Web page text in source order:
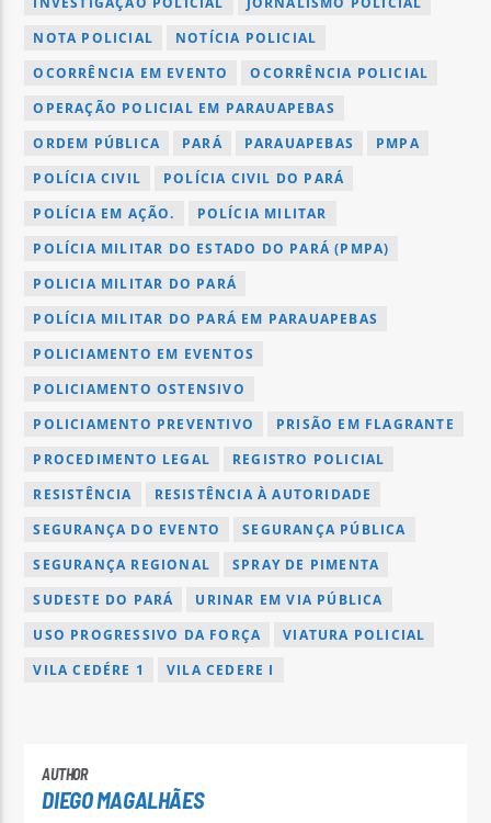
NOTA POLICIAL
NOTÍCIA POLICIAL
OCORRÊNCIA EM EVENTO
OCORRÊNCIA POLICIAL
OPERAÇÃO POLICIAL EM PARAUAPEBAS
ORDEM PÚBLICA
PARÁ PARAUAPEBAS
PMPA
POLÍCIA CIVIL
POLÍCIA CIVIL DO PARÁ
POLÍCIA EM AÇÃO.
POLÍCIA MILITAR
POLÍCIA MILITAR DO ESTADO DO PARÁ (PMPA)
POLICIA MILITAR DO PARÁ
POLÍCIA MILITAR DO PARÁ EM PARAUAPEBAS
POLICIAMENTO EM EVENTOS
POLICIAMENTO OSTENSIVO
POLICIAMENTO PREVENTIVO
PRISÃO EM FLAGRANTE
PROCEDIMENTO LEGAL
REGISTRO POLICIAL
RESISTÊNCIA
RESISTÊNCIA À AUTORIDADE
SEGURANÇA DO EVENTO
SEGURANÇA PÚBLICA
SEGURANÇA REGIONAL
SPRAY DE PIMENTA
SUDESTE DO PARÁ
URINAR EM VIA PÚBLICA
USO PROGRESSIVO DA FORÇA
VIATURA POLICIAL
VILA CEDÉRE 1
VILA CEDERE I
AUTHOR
DIEGO MAGALHÃES